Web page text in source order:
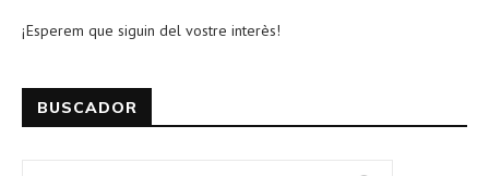
¡Esperem que siguin del vostre interès!
BUSCADOR